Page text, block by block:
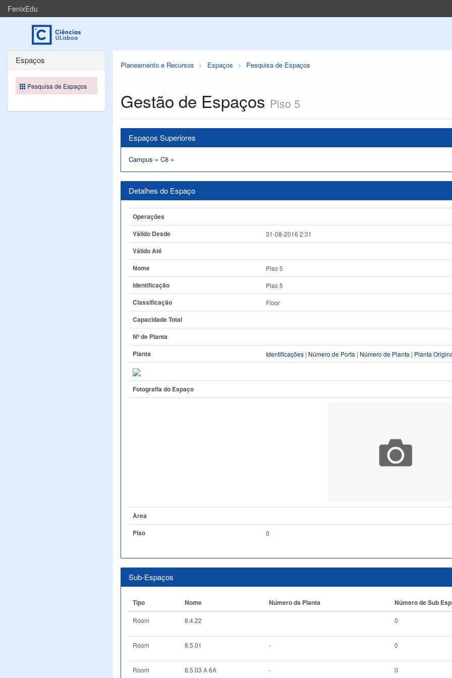
FenixEdu
Planeamento e Recursos Espaços Pesquisa de Espaços
Gestão de Espaços Piso 5
Espaços Superiores
Campus » C8 »
Detalhes do Espaço
Operações
Válido Desde
31-08-2016 2:31
Válido Até
Nome
Piso 5
Identificação Piso 5
Classificação Floor
Capacidade Total
Nº de Planta
Planta
Identificações | Número de Porta | Número de Planta | Planta
Fotografia do Espaço
Àrea
Piso
0
Sub-Espaços
Tipo Nome Número da Planta Número de Sub
Room 8.4.22 0
Room 8.5.01 - 0
Room 8.5.03 A 6A - 0
Espaços
Pesquisa de Espaços